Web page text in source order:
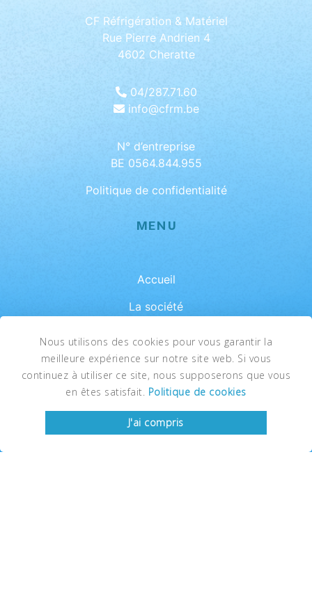
CF Réfrigération & Matériel
Rue Pierre Andrien 4
4602 Cheratte
04/287.71.60
info@cfrm.be
N° d’entreprise
BE 0564.844.955
Politique de confidentialité
MENU
Accueil
La société
Galerie
Promotions
News
Nous utilisons des cookies pour vous garantir la
meilleure expérience sur notre site web. Si vous
continuez à utiliser ce site, nous supposerons que vous
en êtes satisfait. Politique de cookies
J'ai compris